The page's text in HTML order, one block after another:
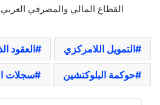
القطاع المالي والمصرفي
التمويل اللامركزي العقود
حوكمة البلوكتشين سجلات